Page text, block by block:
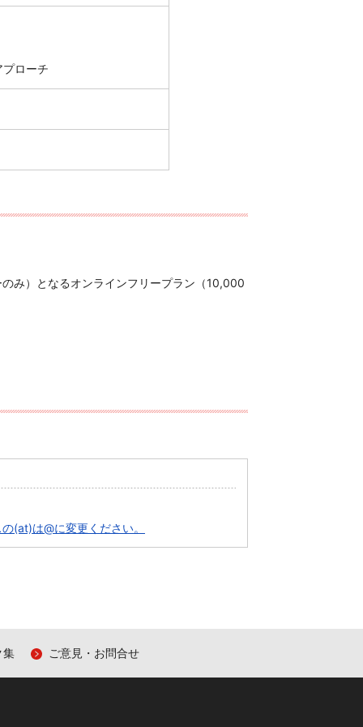
ローチ
み）となるオンラインフリープラン（10,000
は@に変更ください。
集 ご意見・お問合せ